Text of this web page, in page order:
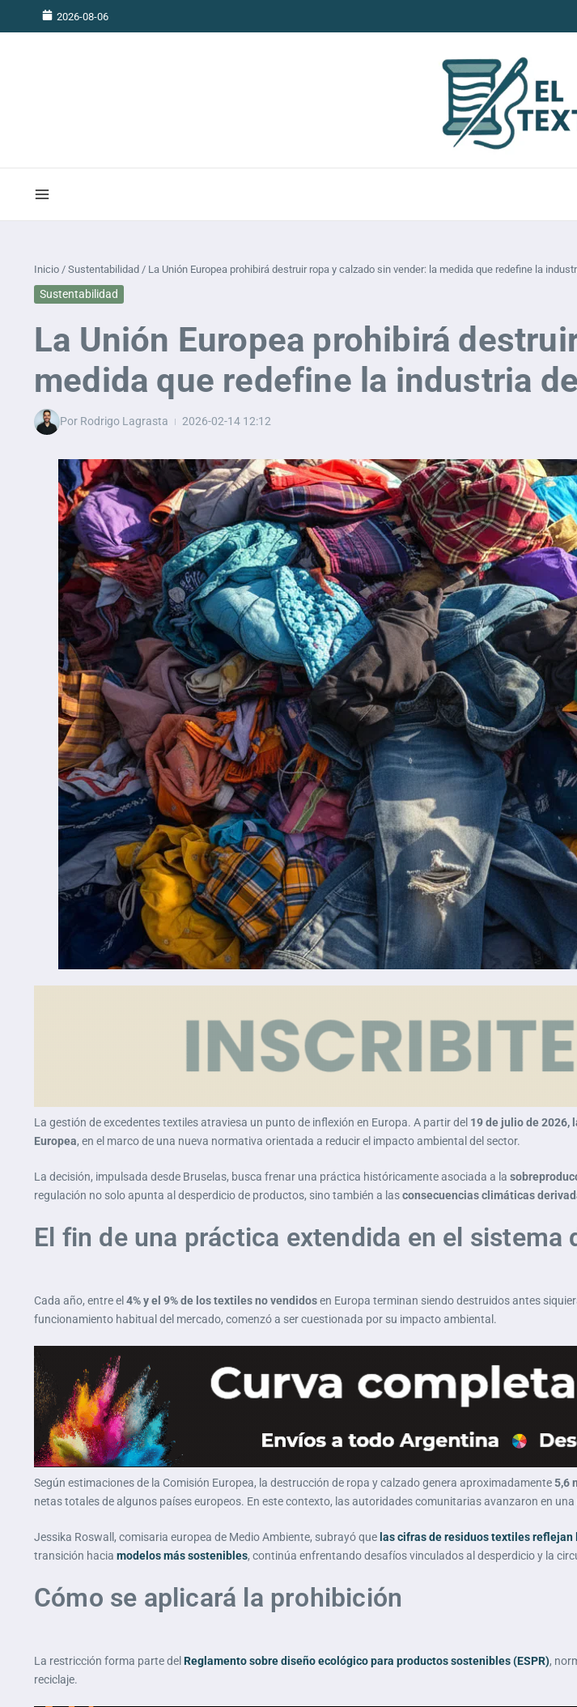
Saltar al contenido
2026-08-06
Inicio / Sustentabilidad / La Unión Europea prohibirá destruir ropa y calzado sin vender: la medida que redefine la
Sustentabilidad
La Unión Europea prohibirá
medida que redefine la industria
Por Rodrigo Lagrasta 2026-02-14 12:12
La gestión de excedentes textiles atraviesa un punto de inflexión en Europa. A partir del 19 de julio de 2026,
Europea, en el marco de una nueva normativa orientada a reducir el impacto ambiental del sector.
La decisión, impulsada desde Bruselas, busca frenar una práctica históricamente asociada a la
regulación no solo apunta al desperdicio de productos, sino también a lasconsecuencias climáticas
El fin de una práctica extendida en el sistema
Cada año, entre el 4% y el 9% de los textiles no vendidosen Europa terminan siendo destruidos antes
funcionamiento habitual del mercado, comenzó a ser cuestionada por su impacto ambiental.
Según estimaciones de la Comisión Europea, la destrucción de ropa y calzado genera aproximadamente5,6
netas totales de algunos países europeos. En este contexto, las autoridades comunitarias avanzaron en
Jessika Roswall, comisaria europea de Medio Ambiente, subrayó que las cifras de residuos textiles
transición hacia modelos más sostenibles, continúa enfrentando desafíos vinculados al desperdicio y la
Cómo se aplicará la prohibición
La restricción forma parte del Reglamento sobre diseño ecológico para productos sostenibles (ESPR),
reciclaje.